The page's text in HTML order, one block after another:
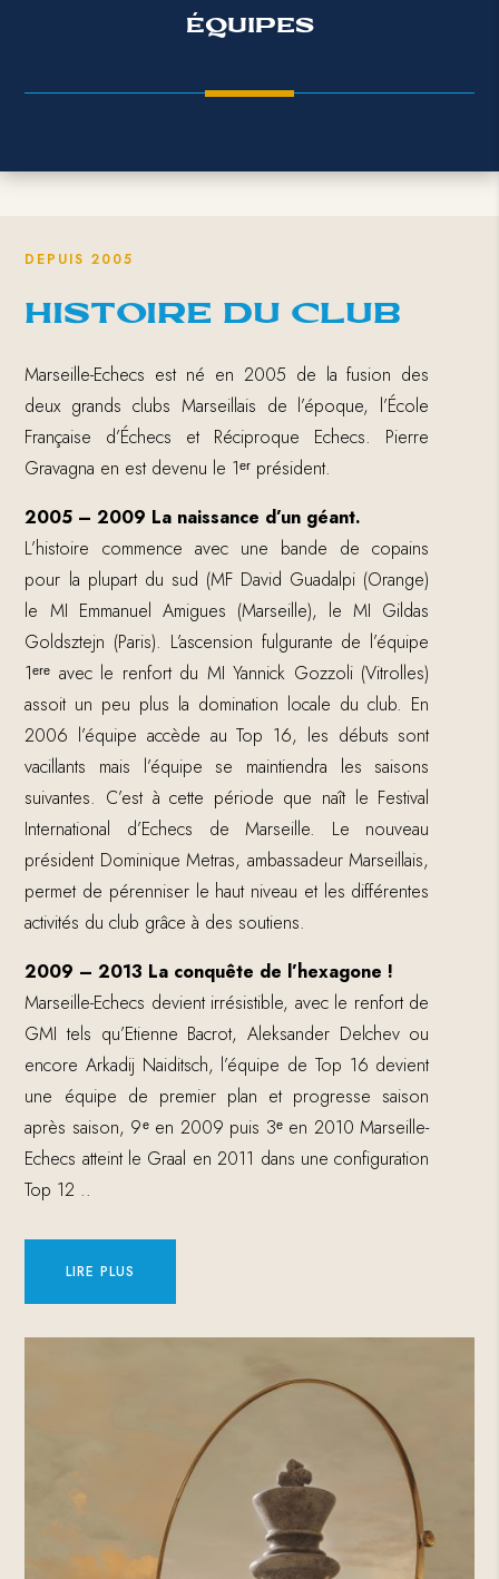
ÉQUIPES
DEPUIS 2005
HISTOIRE DU CLUB
Marseille-Echecs est né en 2005 de la fusion des
deux grands clubs Marseillais de l’époque, l’École
Française d’Échecs et Réciproque Echecs. Pierre
Gravagna en est devenu le 1ᵉʳ président.
2005 – 2009 La naissance d’un géant.
L’histoire commence avec une bande de copains
pour la plupart du sud (MF David Guadalpi (Orange)
le MI Emmanuel Amigues (Marseille), le MI Gildas
Goldsztejn (Paris). L’ascension fulgurante de l’équipe
1ᵉʳᵉ avec le renfort du MI Yannick Gozzoli (Vitrolles)
assoit un peu plus la domination locale du club. En
2006 l’équipe accède au Top 16, les débuts sont
vacillants mais l’équipe se maintiendra les saisons
suivantes. C’est à cette période que naît le Festival
International d’Echecs de Marseille. Le nouveau
président Dominique Metras, ambassadeur Marseillais,
permet de pérenniser le haut niveau et les différentes
activités du club grâce à des soutiens.
2009 – 2013 La conquête de l’hexagone !
Marseille-Echecs devient irrésistible, avec le renfort de
GMI tels qu’Etienne Bacrot, Aleksander Delchev ou
encore Arkadij Naiditsch, l’équipe de Top 16 devient
une équipe de premier plan et progresse saison
après saison, 9ᵉen 2009 puis 3ᵉen 2010 Marseille-
Echecs atteint le Graal en 2011 dans une configuration
Top 12 ..
LIRE PLUS